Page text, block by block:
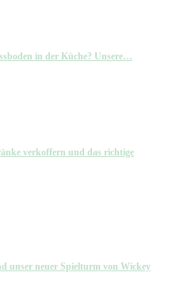
in der Küche? Unsere…
verkoffern und das richtige
unser neuer Spielturm von Wickey